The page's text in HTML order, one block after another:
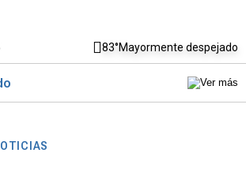
83°Mayormente despejado